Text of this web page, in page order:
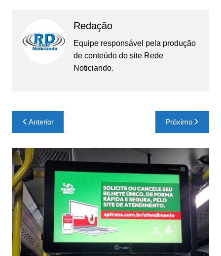
Redação
Equipe responsável pela produção
de conteúdo do site Rede
Noticiando.
Navegação
de
Post
Anterior Próximo